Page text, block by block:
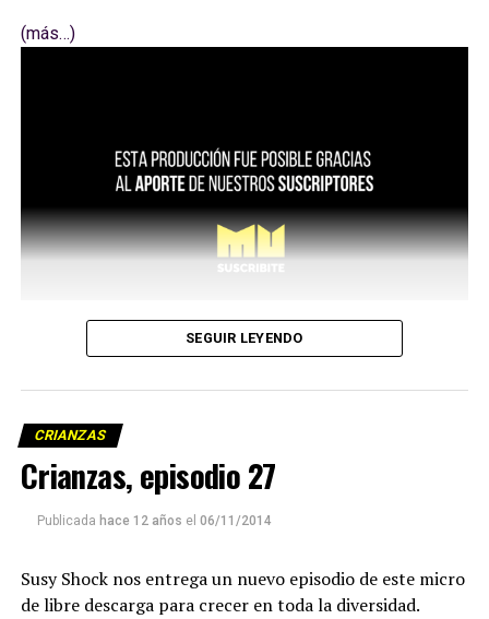
(más…)
SEGUIR LEYENDO
CRIANZAS
Crianzas, episodio 27
Publicada hace 12 años el 06/11/2014
Susy Shock nos entrega un nuevo episodio de este micro
de libre descarga para crecer en toda la diversidad.